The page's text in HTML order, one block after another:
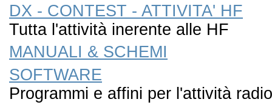
DX - CONTEST - ATTIVITA' HF
Tutta l'attività inerente alle HF
MANUALI & SCHEMI
SOFTWARE
Programmi e affini per l'attività radio